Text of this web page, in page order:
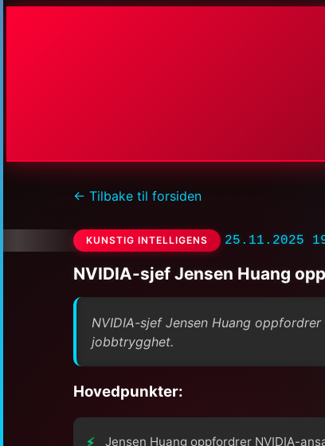
← Tilbake til forsiden
KUNSTIG INTELLIGENS 25.11.2025
NVIDIA-sjef Jensen Huang
NVIDIA-sjef Jensen Huang
jobbtrygghet.
Hovedpunkter:
Jensen Huang oppfordrer NVIDIA-